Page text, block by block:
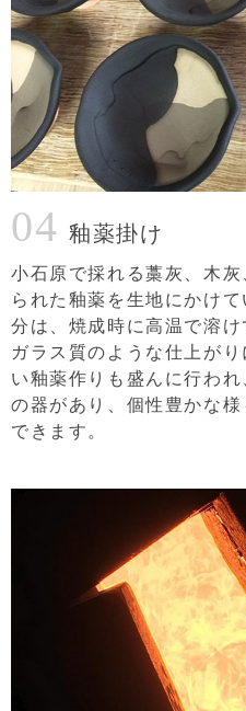
04 釉薬掛け
小石原で採れる藁灰、木
られた釉薬を生地にかけ
分は、焼成時に高温で溶
ガラス質のような仕上が
い釉薬作りも盛んに行わ
の器があり、個性豊かな
できます。